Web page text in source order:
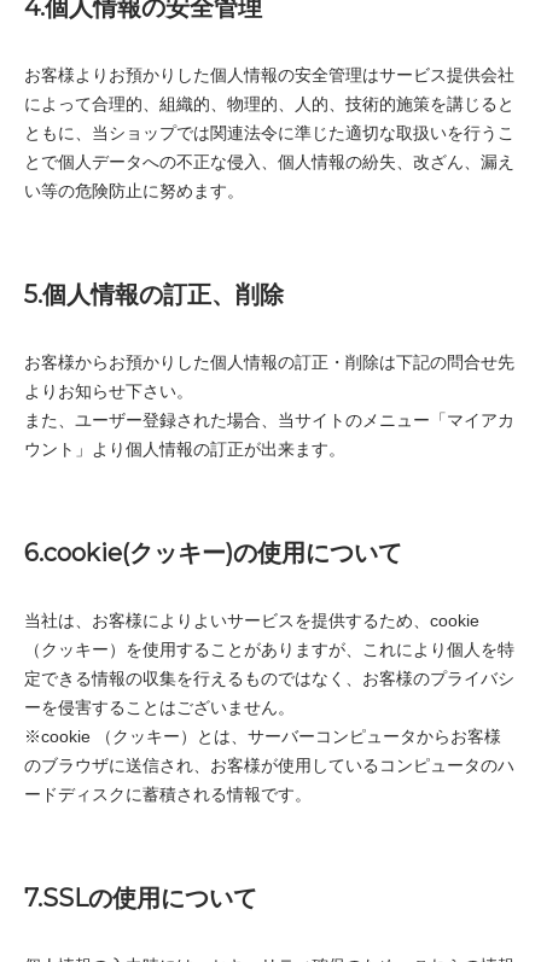
4.個人情報の安全管理
お客様よりお預かりした個人情報の安全管理はサービス提供会社
によって合理的、組織的、物理的、人的、技術的施策を講じると
ともに、当ショップでは関連法令に準じた適切な取扱いを行うこ
とで個人データへの不正な侵入、個人情報の紛失、改ざん、漏え
い等の危険防止に努めます。
5.個人情報の訂正、削除
お客様からお預かりした個人情報の訂正・削除は下記の問合せ先
よりお知らせ下さい。
また、ユーザー登録された場合、当サイトのメニュー「マイアカ
ウント」より個人情報の訂正が出来ます。
6.cookie(クッキー)の使用について
当社は、お客様によりよいサービスを提供するため、cookie
（クッキー）を使用することがありますが、これにより個人を特
定できる情報の収集を行えるものではなく、お客様のプライバシ
ーを侵害することはございません。
※cookie （クッキー）とは、サーバーコンピュータからお客様
のブラウザに送信され、お客様が使用しているコンピュータのハ
ードディスクに蓄積される情報です。
7.SSLの使用について